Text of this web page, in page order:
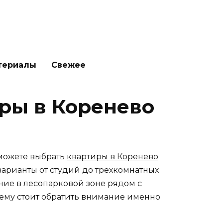
Свежее
в Коренево
выбрать квартиры в Коренево
от студий до трёхкомнатных
в лесопарковой зоне рядом с
стоит обратить внимание именно